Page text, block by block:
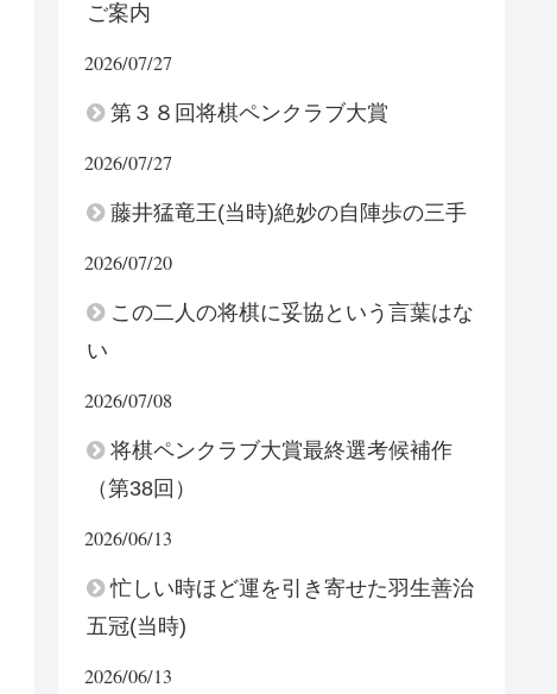
ご案内
2026/07/27
第３８回将棋ペンクラブ大賞
2026/07/27
藤井猛竜王(当時)絶妙の自陣歩の三手
2026/07/20
この二人の将棋に妥協という言葉はな
い
2026/07/08
将棋ペンクラブ大賞最終選考候補作
（第38回）
2026/06/13
忙しい時ほど運を引き寄せた羽生善治
五冠(当時)
2026/06/13